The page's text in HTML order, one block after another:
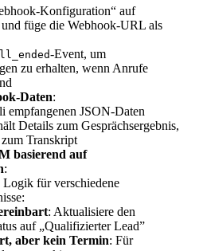
Konfiguration“ auf
füge die Webhook-URL als
-Event, um
zu erhalten, wenn Anrufe
Daten:
empfangenen JSON-Daten
Details zum Gesprächsergebnis,
Transkript
basierend auf
:
Logik für verschiedene
: Aktualisiere den
auf „Qualifizierter Lead”
aber kein Termin: Für